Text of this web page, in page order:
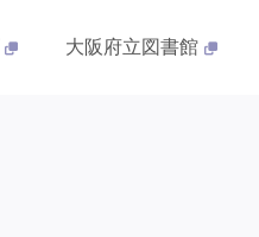
大阪府立図書館